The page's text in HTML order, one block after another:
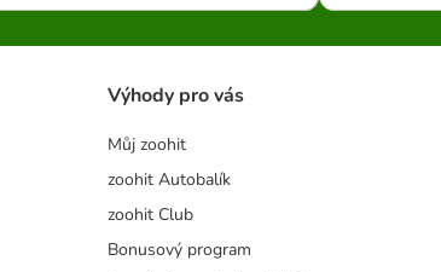
Výhody pro vás
Můj zoohit
zoohit Autobalík
zoohit Club
Bonusový program